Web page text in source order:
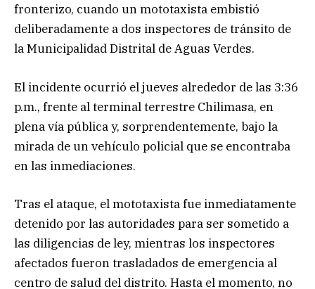
fronterizo, cuando un mototaxista embistió
deliberadamente a dos inspectores de tránsito de
la Municipalidad Distrital de Aguas Verdes.
El incidente ocurrió el jueves alrededor de las 3:36
p.m., frente al terminal terrestre Chilimasa, en
plena vía pública y, sorprendentemente, bajo la
mirada de un vehículo policial que se encontraba
en las inmediaciones.
Tras el ataque, el mototaxista fue inmediatamente
detenido por las autoridades para ser sometido a
las diligencias de ley, mientras los inspectores
afectados fueron trasladados de emergencia al
centro de salud del distrito. Hasta el momento, no